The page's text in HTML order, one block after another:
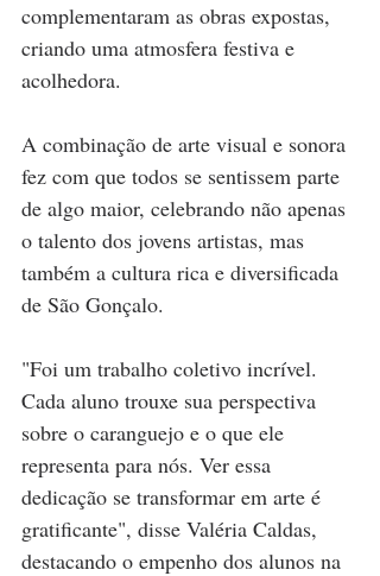
complementaram as obras expostas,
criando uma atmosfera festiva e
acolhedora.
A combinação de arte visual e sonora
fez com que todos se sentissem parte
de algo maior, celebrando não apenas
o talento dos jovens artistas, mas
também a cultura rica e diversificada
de São Gonçalo.
"Foi um trabalho coletivo incrível.
Cada aluno trouxe sua perspectiva
sobre o caranguejo e o que ele
representa para nós. Ver essa
dedicação se transformar em arte é
gratificante", disse Valéria Caldas,
destacando o empenho dos alunos na